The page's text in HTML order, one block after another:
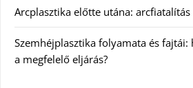
Arcplasztika előtte utána:
Szemhéjplasztika folyamata és fajtái:
a megfelelő eljárás?